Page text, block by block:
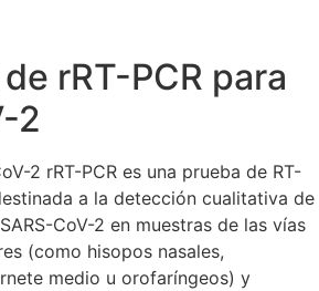
rRT-PCR para
2
2 rRT-PCR es una prueba de RT-
a la detección cualitativa de
CoV-2 en muestras de las vías
(como hisopos nasales,
medio u orofaríngeos) y